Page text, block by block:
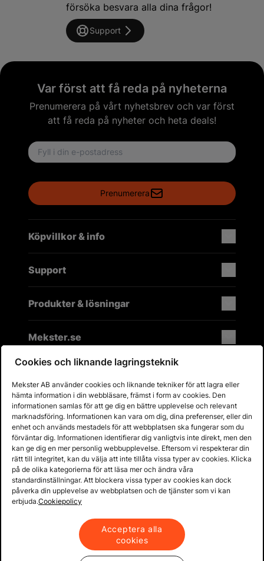
försöka besvara alla dina frågor!
Support
Var först att få reda på nyheterna
Prenumerera på vårt nyhetsbrev och var först
att få reda på nyheter och heta deals!
Email address
Prenumerera
Köpvillkor & info
Support
Produkter & lösningar
Mekster.se
Prisgaranti på reservdelar
Lager i Sverige
60 dagars öppet köp
Fria returer
Cookies och liknande lagringsteknik
Mekster AB använder cookies och liknande tekniker för att lagra eller
hämta information i din webbläsare, främst i form av cookies. Den
informationen samlas för att ge dig en bättre upplevelse och relevant
marknadsföring. Informationen kan vara om dig, dina preferenser, eller din
enhet och används mestadels för att webbplatsen ska fungerar som du
förväntar dig. Informationen identifierar dig vanligtvis inte direkt, men den
kan ge dig en mer personlig webbupplevelse. Eftersom vi respekterar din
rätt till integritet, kan du välja att inte tillåta vissa typer av cookies. Klicka
på de olika kategorierna för att läsa mer och ändra våra
standardinställningar. Att blockera vissa typer av cookies kan dock
påverka din upplevelse av webbplatsen och de tjänster som vi kan
erbjuda.Cookiepolicy
Acceptera alla
cookies